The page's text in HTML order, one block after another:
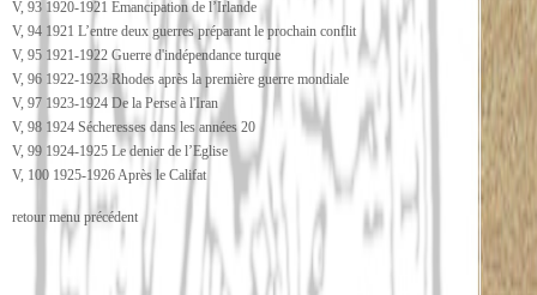
V, 93 1920-1921 Emancipation de l’Irlande
V, 94 1921 L’entre deux guerres préparant le prochain conflit
V, 95 1921-1922 Guerre d'indépendance turque
V, 96 1922-1923 Rhodes après la première guerre mondiale
V, 97 1923-1924 De la Perse à l'Iran
V, 98 1924 Sécheresses dans les années 20
V, 99 1924-1925 Le denier de l’Eglise
V, 100 1925-1926 Après le Califat
retour menu précédent